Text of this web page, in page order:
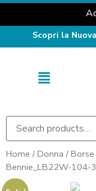
Scopri la
Home / Donna / Borse
Bennie_LB22W-104-